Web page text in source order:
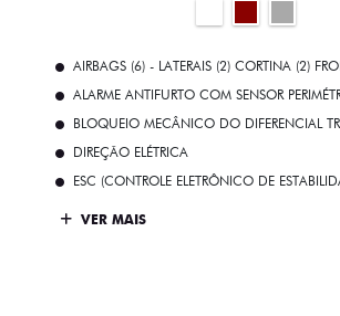
AIRBAGS (6) - LATERAIS (2) CORTINA (2)
ALARME ANTIFURTO COM SENSOR
BLOQUEIO MECÂNICO DO DIFERENCIAL
DIREÇÃO ELÉTRICA
ESC (CONTROLE ELETRÔNICO DE
VER MAIS